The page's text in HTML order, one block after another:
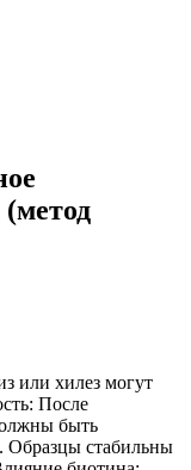
(метод
или хилез могут
После
быть
Образцы стабильны